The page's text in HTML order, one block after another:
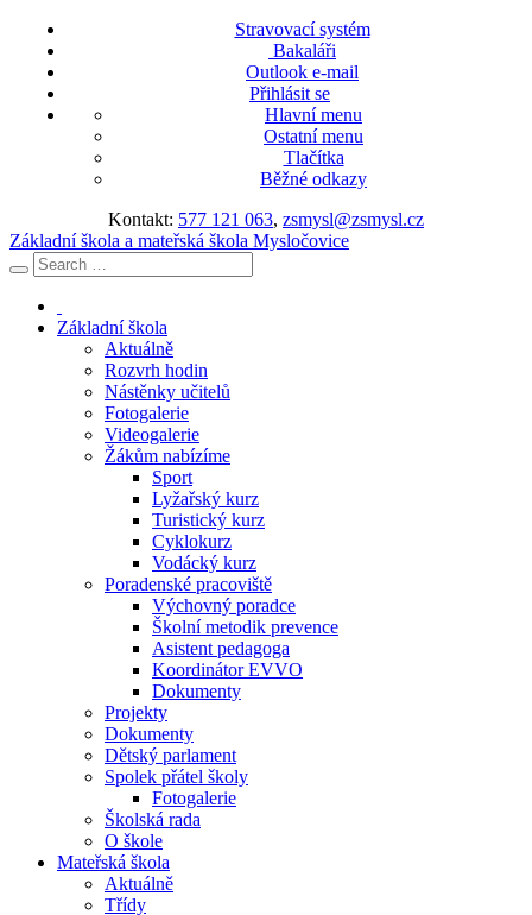
Stravovací systém
Bakaláři
Outlook e-mail
Přihlásit se
Hlavní menu
Ostatní menu
Tlačítka
Běžné odkazy
Kontakt: 577 121 063, zsmysl@zsmysl.cz
Základní škola a mateřská škola Mysločovice
Základní škola
Aktuálně
Rozvrh hodin
Nástěnky učitelů
Fotogalerie
Videogalerie
Žákům nabízíme
Sport
Lyžařský kurz
Turistický kurz
Cyklokurz
Vodácký kurz
Poradenské pracoviště
Výchovný poradce
Školní metodik prevence
Asistent pedagoga
Koordinátor EVVO
Dokumenty
Projekty
Dokumenty
Dětský parlament
Spolek přátel školy
Fotogalerie
Školská rada
O škole
Mateřská škola
Aktuálně
Třídy